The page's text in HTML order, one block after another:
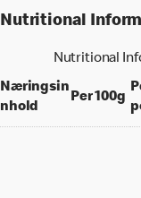
Nutritional
Nutritional
Næringsin
nhold
Per 100g